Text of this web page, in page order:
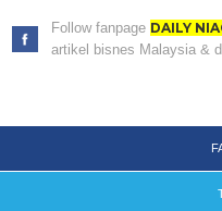
Follow fanpage DAILY
artikel bisnes Malaysia &